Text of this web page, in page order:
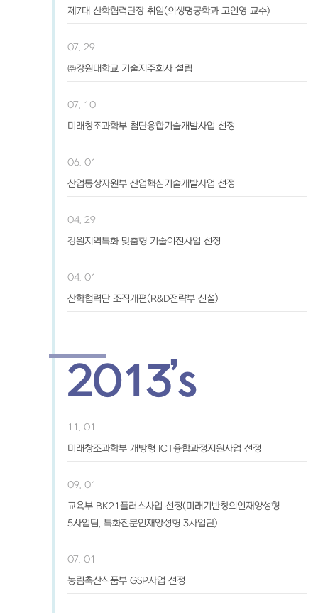
제7대 산학협력단장 취임(의생명공학과 고인영 교수)
07. 29
㈜강원대학교 기술지주회사 설립
07. 10
미래창조과학부 첨단융합기술개발사업 선정
06. 01
산업통상자원부 산업핵심기술개발사업 선정
04. 29
강원지역특화 맞춤형 기술이전사업 선정
04. 01
산학협력단 조직개편(R&D전략부 신설)
2013’s
11. 01
미래창조과학부 개방형 ICT융합과정지원사업 선정
09. 01
교육부 BK21플러스사업 선정(미래기반창의인재양성형
5사업팀, 특화전문인재양성형 3사업단)
07. 01
농림축산식품부 GSP사업 선정